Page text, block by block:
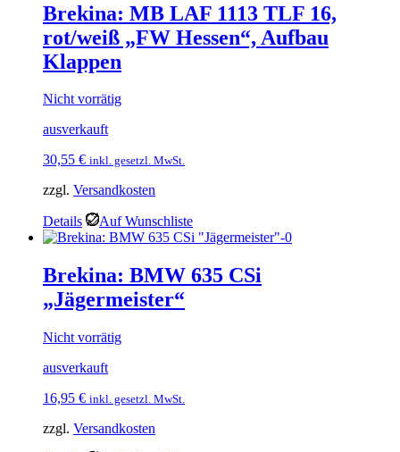
Brekina: MB LAF 1113 TLF 16,
rot/weiß „FW Hessen“, Aufbau
Klappen
Nicht vorrätig
ausverkauft
30,55 € inkl. gesetzl. MwSt.
zzgl. Versandkosten
Details Auf Wunschliste
Brekina: BMW 635 CSi
„Jägermeister“
Nicht vorrätig
ausverkauft
16,95 € inkl. gesetzl. MwSt.
zzgl. Versandkosten